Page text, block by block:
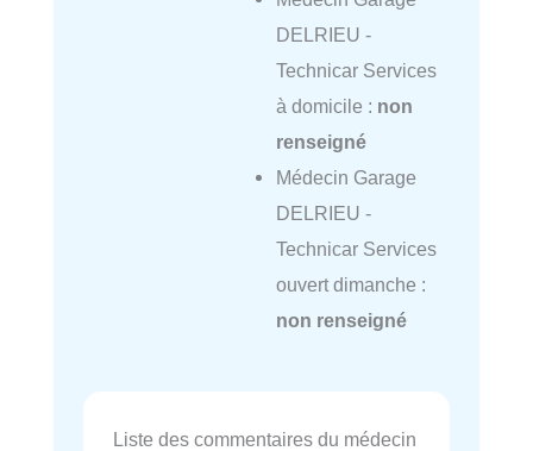
DELRIEU -
Technicar Services
à domicile : non
renseigné
Médecin Garage
DELRIEU -
Technicar Services
ouvert dimanche :
non renseigné
Liste des commentaires du médecin